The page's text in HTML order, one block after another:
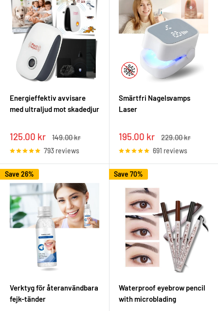
Energieffektiv avvisare
med ultraljud mot skadedjur
Sale
price
125.00 kr
Regular
149.00 kr
793 reviews
Smärtfri Nagelsvamps
Laser
Sale
price
195.00 kr
Regular
229.00 kr
691 reviews
Save 26%
Verktyg för återanvändbara
fejk-tänder
Save 70%
Waterproof eyebrow pencil
with microblading